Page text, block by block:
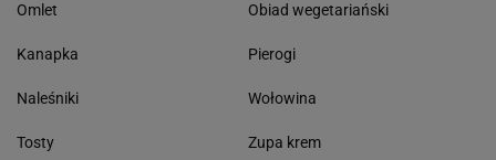
Omlet
Kanapka
Naleśniki
Tosty
Obiad wegetariański
Pierogi
Wołowina
Zupa krem